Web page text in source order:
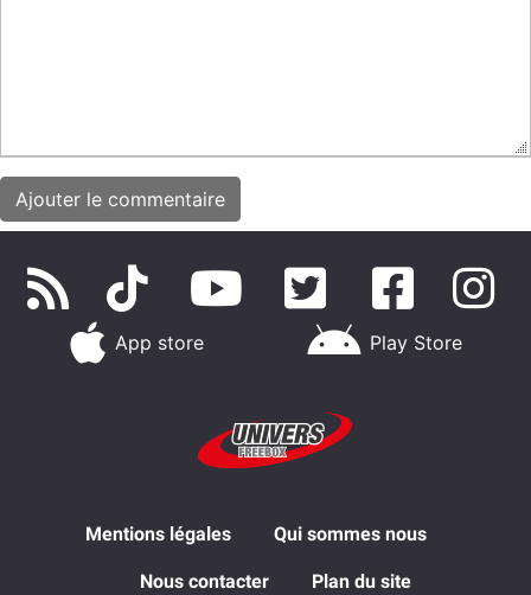
App store Play Store
Mentions légales Qui sommes nous
Nous contacter Plan du site